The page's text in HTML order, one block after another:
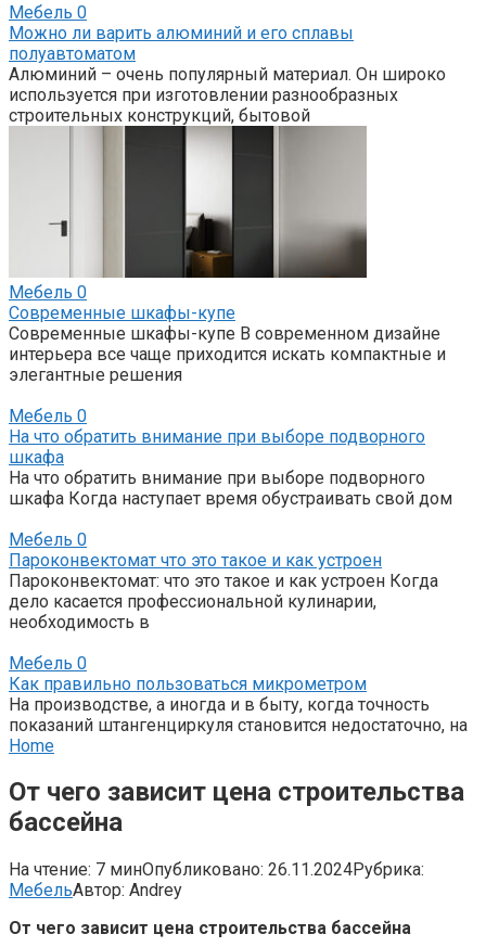
Мебель 0
Можно ли варить алюминий и его сплавы
полуавтоматом
Алюминий – очень популярный материал. Он широко
используется при изготовлении разнообразных
строительных конструкций, бытовой
Мебель 0
Современные шкафы-купе
Современные шкафы-купе В современном дизайне
интерьера все чаще приходится искать компактные и
элегантные решения
Мебель 0
На что обратить внимание при выборе подворного
шкафа
На что обратить внимание при выборе подворного
шкафа Когда наступает время обустраивать свой дом
Мебель 0
Пароконвектомат что это такое и как устроен
Пароконвектомат: что это такое и как устроен Когда
дело касается профессиональной кулинарии,
необходимость в
Мебель 0
Как правильно пользоваться микрометром
На производстве, а иногда и в быту, когда точность
показаний штангенциркуля становится недостаточно, на
Home
От чего зависит цена строительства
бассейна
На чтение: 7 минОпубликовано: 26.11.2024Рубрика:
МебельАвтор: Andrey
От чего зависит цена строительства бассейна